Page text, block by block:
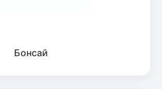
Бонсай